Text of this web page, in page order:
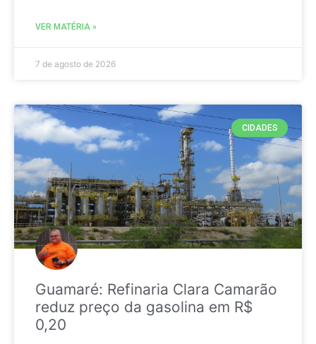
VER MATÉRIA »
7 de agosto de 2026
CIDADES
Guamaré: Refinaria Clara Camarão
reduz preço da gasolina em R$
0,20